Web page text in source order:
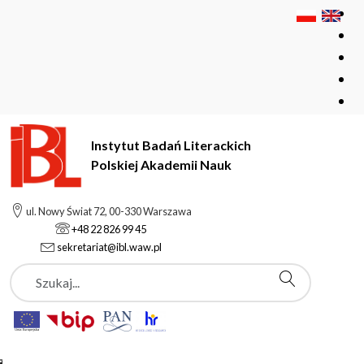
Instytut Badań Literackich
Polskiej Akademii Nauk
ul. Nowy Świat 72, 00-330 Warszawa
+48 22 826 99 45
sekretariat@ibl.waw.pl
Szukaj
Instytut Badań Literackich Polskiej Akademii Nauk
Pracownicy
Piotr Sidorowicz
Piotr Sidorowicz